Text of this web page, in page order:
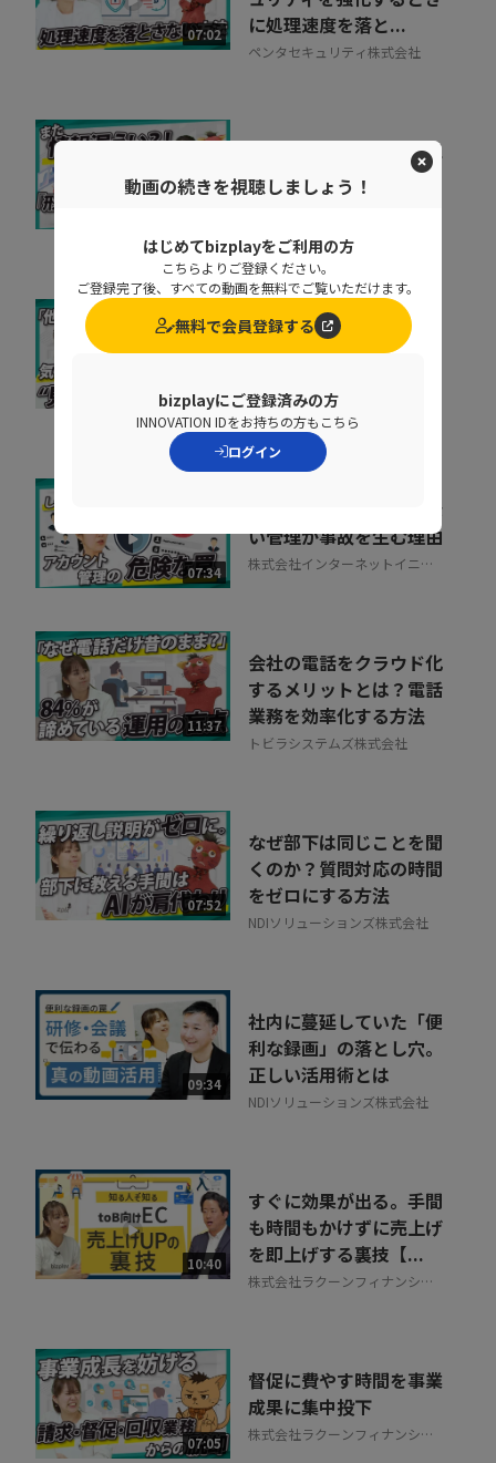
07:02
に処理速度を落と...
ペンタセキュリティ株式会社
「私たちは安全だ」と思
い込んでいる組織に告
07:20
取りこぼしはなぜ起き
る？“見えない失注”を
株式会社シャノン
07:34
増え続けるID、見きれな
い管理が事故を生む理由
株式会社インターネットイニシ
11:37
会社の電話をクラウド化
するメリットとは？電話
業務を効率化する方法
トビラシステムズ株式会社
07:52
なぜ部下は同じことを聞
くのか？質問対応の時間
をゼロにする方法
NDIソリューションズ株式会社
09:34
社内に蔓延していた「便
利な録画」の落とし穴。
正しい活用術とは
NDIソリューションズ株式会社
10:40
すぐに効果が出る。手間
も時間もかけずに売上げ
を即上げする裏技【...
株式会社ラクーンフィナンシャ
07:05
督促に費やす時間を事業
成果に集中投下
株式会社ラクーンフィナンシャ
動画の続きを視聴しましょう！
はじめてbizplayをご利用の方
こちらよりご登録ください。
ご登録完了後、すべての動画を無料でご覧いただけます。
無料で会員登録する
bizplayにご登録済みの方
INNOVATION IDをお持ちの方もこちら
ログイン